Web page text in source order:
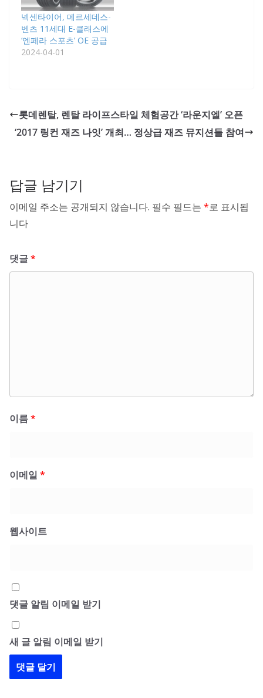
넥센타이어, 메르세데스-
벤츠 11세대 E-클래스에
‘엔페라 스포츠’ OE 공급
2024-04-01
롯데렌탈, 렌탈 라이프스타일 체험공간 ‘라운지엘’ 오픈
‘2017 링컨 재즈 나잇’ 개최… 정상급 재즈 뮤지션들 참여
답글 남기기
이메일 주소는 공개되지 않습니다. 필수 필드는 *로 표시됩
니다
댓글*
이름*
이메일 *
웹사이트
댓글 알림 이메일 받기
새 글 알림 이메일 받기